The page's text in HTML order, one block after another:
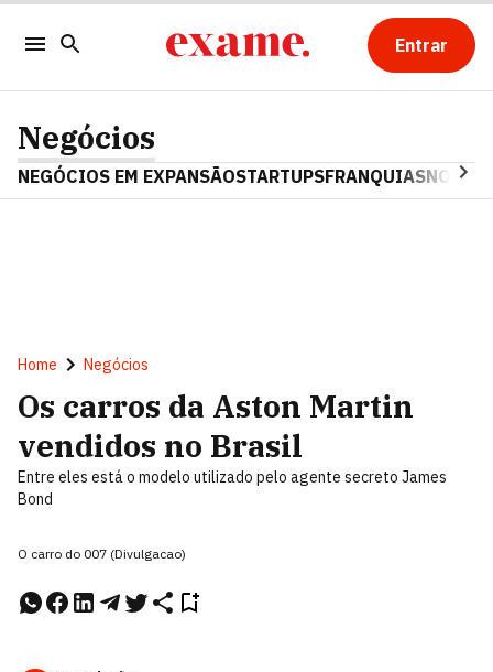
Entrar
Negócios
NEGÓCIOS EM EXPANSÃOSTARTUPSFRANQUIAS
Home Negócios
Os carros da Aston Martin
vendidos no Brasil
Entre eles está o modelo utilizado pelo agente secreto James
Bond
O carro do 007 (Divulgacao)